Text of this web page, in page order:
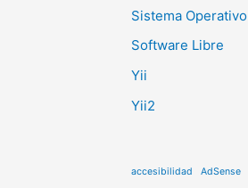
Sistema Operativo
Software Libre
Yii
Yii2
accesibilidad AdSense